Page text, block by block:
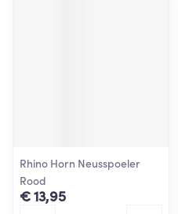
Rhino Horn Neusspoeler
Rood
€ 13,95